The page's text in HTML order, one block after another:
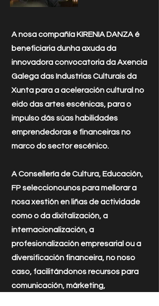
A nosa compañía KIRENIA DANZA é
beneficiaria dunha axuda da
innovadora convocatoria da Axencia
Galega das Industrias Culturais da
Xunta para a aceleración cultural no
eido das artes escénicas, para o
impulso dás súas habilidades
emprendedoras e financeiras no
marco do sector escénico.
A Consellería de Cultura, Educación,
FP seleccionounos para mellorar a
nosa xestión en liñas de actividade
como o da dixitalización, a
internacionalización, a
profesionalización empresarial ou a
diversificación financeira, no noso
caso, facilitándonos recursos para
comunicación, márketing,